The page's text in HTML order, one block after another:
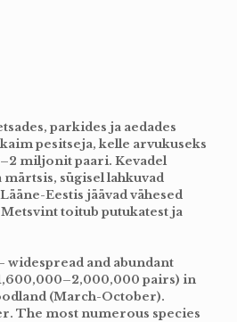
parkides ja aedades
pesitseja, kelle arvukuseks
miljonit paari. Kevadel
märtsis, sügisel lahkuvad
Eestis jäävad vähesed
toitub putukatest ja
widespread and abundant
pairs) in
(March-October).
The most numerous species